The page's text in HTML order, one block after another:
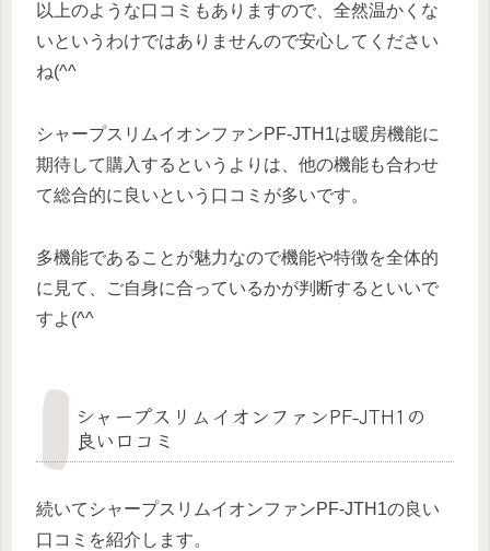
以上のような口コミもありますので、全然温かくな
いというわけではありませんので安心してください
ね(^^
シャープスリムイオンファンPF-JTH1は暖房機能に
期待して購入するというよりは、他の機能も合わせ
て総合的に良いという口コミが多いです。
多機能であることが魅力なので機能や特徴を全体的
に見て、ご自身に合っているかが判断するといいで
すよ(^^
シャープスリムイオンファンPF-JTH1の
良い口コミ
続いてシャープスリムイオンファンPF-JTH1の良い
口コミを紹介します。